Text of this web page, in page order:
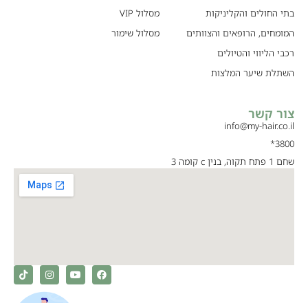
בתי החולים והקליניקות
המומחים, הרופאים והצוותים
רכבי הליווי והטיולים
השתלת שיער המלצות
מסלול VIP
מסלול שימור
צור קשר
info@my-hair.co.il
3800*
שחם 1 פתח תקוה, בנין c קומה 3